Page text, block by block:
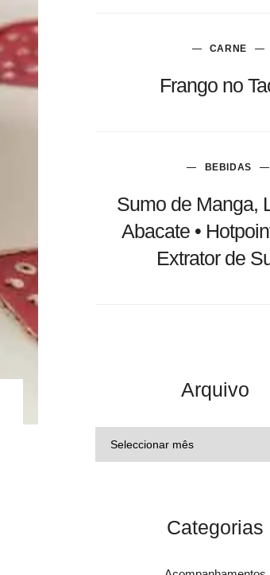
CARNE
Frango no
BEBIDAS
Sumo de Manga,
Abacate •
Extrator de
Arquivo
Categorias